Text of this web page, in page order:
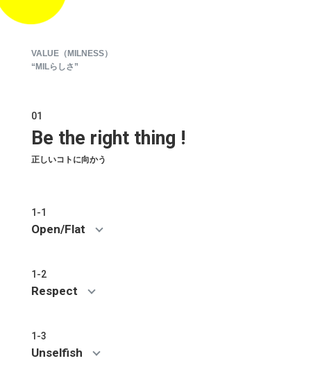
VALUE（MILNESS）
“MILらしさ”
01
Be the right thing !
正しいコトに向かう
1-1
Open/Flat
1-2
Respect
1-3
Unselfish